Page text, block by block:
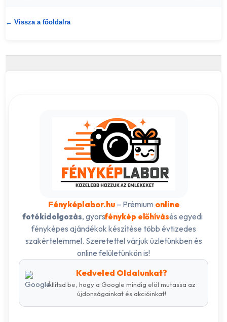
← Vissza a főoldalra
Fényképlabor.hu– Prémium online
fotókidolgozás, gyorsfénykép előhívásés egyedi
fényképes ajándékok készítése több évtizedes
szakértelemmel. Szeretettel várjuk üzletünkben és
online felületünkön is!
Kedveled Oldalunkat?
Állítsd be, hogy a Google mindig elöl mutassa az
újdonságainkat és akcióinkat!